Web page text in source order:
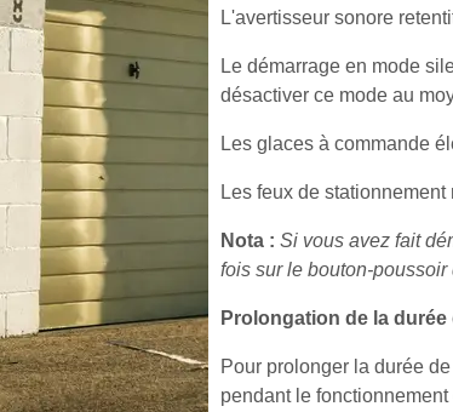
L'avertisseur sonore
Le démarrage en mode
désactiver ce mode au
Les glaces à commande
Les feux de
Nota : Si vous avez fait
fois sur le bouton-
Prolongation de la
Pour prolonger la durée
pendant le